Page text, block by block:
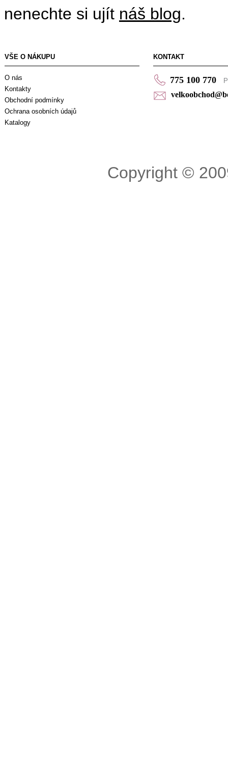
nenechte si ujít náš blog.
VŠE O NÁKUPU
O nás
Kontakty
Obchodní podmínky
Ochrana osobních údajů
Katalogy
KONTAKT
775 100 770
Copyright ©